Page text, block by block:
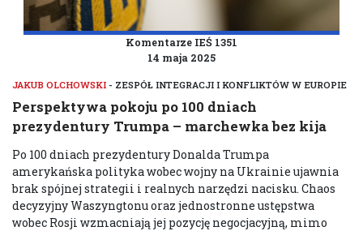
Komentarze IEŚ 1351
14 maja 2025
JAKUB OLCHOWSKI - ZESPÓŁ INTEGRACJI I KONFLIKTÓW W EUROPIE
Perspektywa pokoju po 100 dniach
prezydentury Trumpa – marchewka bez kija
Po 100 dniach prezydentury Donalda Trumpa
amerykańska polityka wobec wojny na Ukrainie ujawnia
brak spójnej strategii i realnych narzędzi nacisku. Chaos
decyzyjny Waszyngtonu oraz jednostronne ustępstwa
wobec Rosji wzmacniają jej pozycję negocjacyjną, mimo